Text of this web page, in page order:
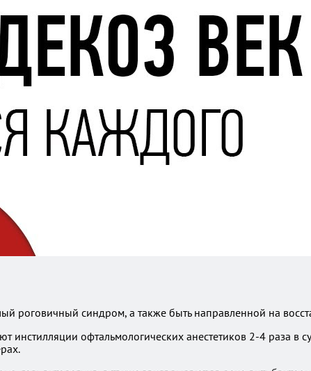
роговичный синдром, а также быть направленной на
инстилляции офтальмологических анестетиков 2-4 раза